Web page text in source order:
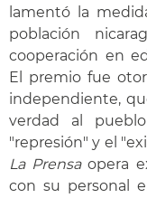
lamentó la
población
cooperación en
El premio fue
independiente,
verdad al
"represión" y el
La Prensaopera
con su personal